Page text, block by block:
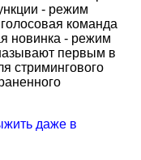
- режим
команда
новинка - режим
первым в
стримингового
даже в